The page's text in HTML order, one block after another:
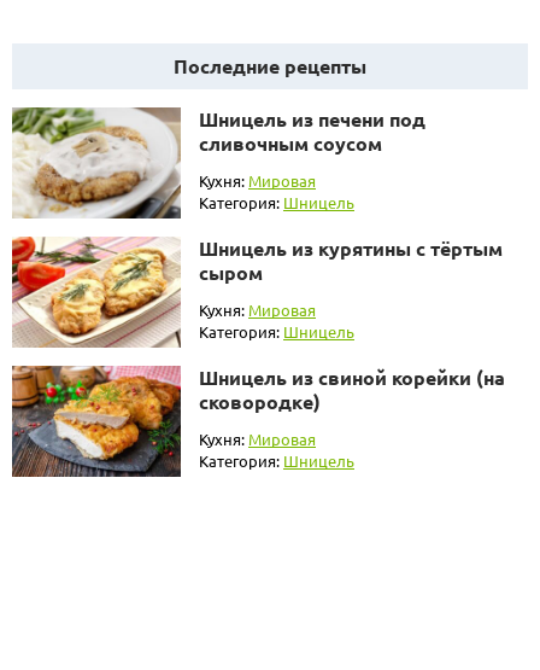
Последние рецепты
Шницель из печени под
сливочным соусом
Кухня: Мировая
Категория: Шницель
Шницель из курятины с тёртым
сыром
Кухня: Мировая
Категория: Шницель
Шницель из свиной корейки (на
сковородке)
Кухня: Мировая
Категория: Шницель